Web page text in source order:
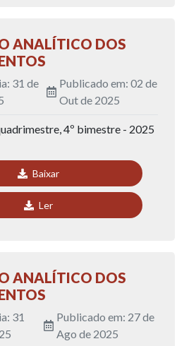
ANALÍTICO DOS
31 de
Publicado em: 02 de
Out de 2025
4º bimestre - 2025
Baixar
Ler
ANALÍTICO DOS
31
Publicado em: 27 de
Ago de 2025